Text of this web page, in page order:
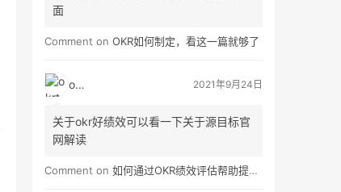
面
Comment on OKR如何制定，看这一篇就够了
okrt 2021年9月24日
关于okr好绩效可以看一下关于源目标官
网解读
Comment on 如何通过OKR绩效评估帮助提高员工绩效？